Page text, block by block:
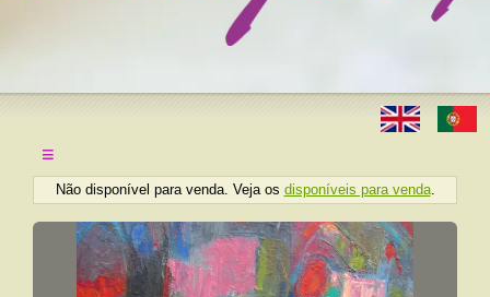
≡
Não disponível para venda. Veja os disponíveis para venda.